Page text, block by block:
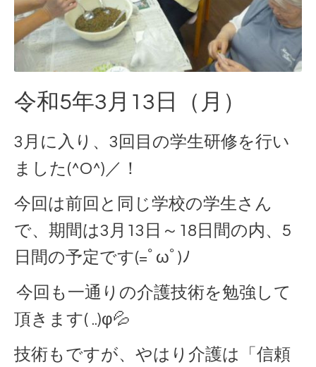
令和5年3月13日（月）
3月に入り、3回目の学生研修を行い
ました(^O^)／！
今回は前回と同じ学校の学生さん
で、期間は3月13日～18日間の内、5
日間の予定です(=ﾟωﾟ)ﾉ
今回も一通りの介護技術を勉強して
頂きます( ..)φ💦
技術もですが、やはり介護は「信頼